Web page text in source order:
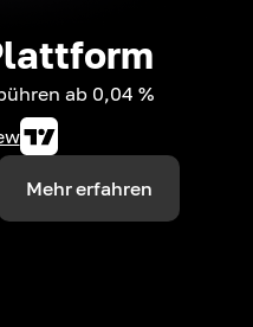
ab 0,04 %
Mehr erfahren